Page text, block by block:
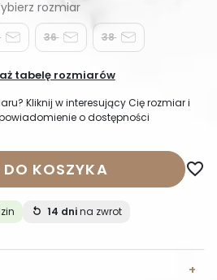
36 38
tabelę rozmiarów
Kliknij w interesujący Cię rozmiar i
o dostępności
KOSZYKA favorite_border
14 dnina zwrot